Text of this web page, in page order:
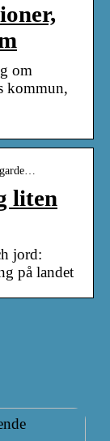
om
kommun,
liten
jord:
på landet